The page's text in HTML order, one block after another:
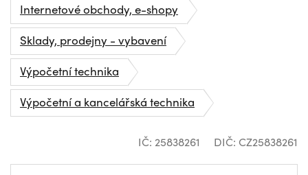
Internetové obchody, e-shopy
Sklady, prodejny - vybavení
Výpočetní technika
Výpočetní a kancelářská technika
IČ: 25838261 DIČ: CZ25838261